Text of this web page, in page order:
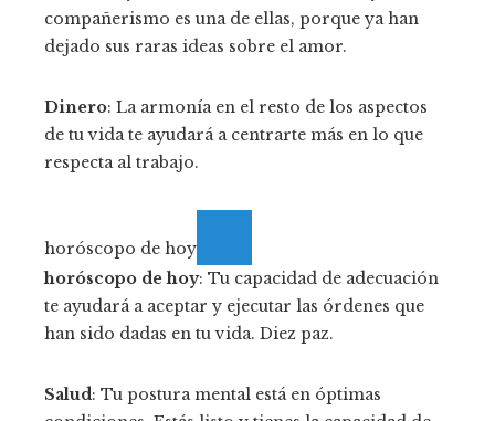
compañerismo es una de ellas, porque ya han
dejado sus raras ideas sobre el amor.
Dinero: La armonía en el resto de los aspectos
de tu vida te ayudará a centrarte más en lo que
respecta al trabajo.
horóscopo de hoy
horóscopo de hoy: Tu capacidad de adecuación
te ayudará a aceptar y ejecutar las órdenes que
han sido dadas en tu vida. Diez paz.
Salud: Tu postura mental está en óptimas